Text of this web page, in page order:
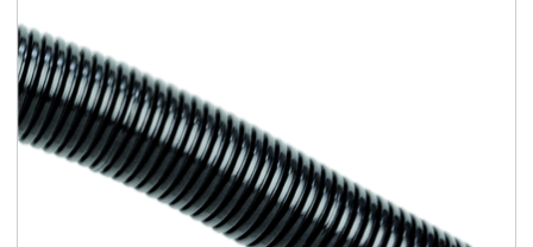
Particolarmente idonei per applicazioni all’esterno. Superfici
interne ed esterne ondulate consentono un ottimo
scorrimento dei cavi, notevolmente più agevole rispetto ai
tubi flessibili in PVC. Offrono buona resistenza ai raggi UV.